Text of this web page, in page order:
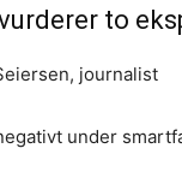
to
journalist
under